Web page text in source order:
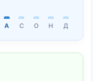
А С О Н Д